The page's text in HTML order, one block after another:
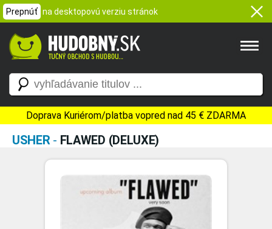
Prepnúť na desktopovú verziu stránok
Doprava Kuriérom/platba vopred nad 45 € ZDARMA
USHER- FLAWED (DELUXE)